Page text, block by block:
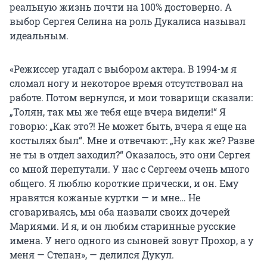
реальную жизнь почти на 100% достоверно. А
выбор Сергея Селина на роль Дукалиса называл
идеальным.
«Режиссер угадал с выбором актера. В 1994-м я
сломал ногу и некоторое время отсутствовал на
работе. Потом вернулся, и мои товарищи сказали:
„Толян, так мы же тебя еще вчера видели!“ Я
говорю: „Как это?! Не может быть, вчера я еще на
костылях был“. Мне и отвечают: „Ну как же? Разве
не ты в отдел заходил?“ Оказалось, это они Сергея
со мной перепутали. У нас с Сергеем очень много
общего. Я люблю короткие прически, и он. Ему
нравятся кожаные куртки — и мне… Не
сговариваясь, мы оба назвали своих дочерей
Мариями. И я, и он любим старинные русские
имена. У него одного из сыновей зовут Прохор, а у
меня — Степан», — делился Дукул.